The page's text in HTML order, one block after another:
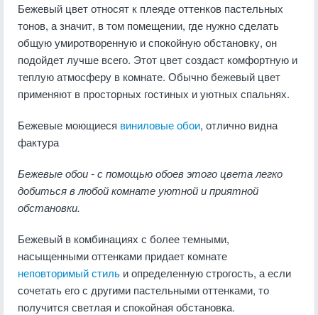
Бежевый цвет относят к плеяде оттенков пастельных
тонов, а значит, в том помещении, где нужно сделать
общую умиротворенную и спокойную обстановку, он
подойдет лучше всего. Этот цвет создаст комфортную и
теплую атмосферу в комнате. Обычно бежевый цвет
применяют в просторных гостиных и уютных спальнях.
Бежевые моющиеся виниловые обои, отлично видна
фактура
Бежевые обои - с помощью обоев этого цвета легко
добиться в любой комнате уютной и приятной
обстановки.
Бежевый в комбинациях с более темными,
насыщенными оттенками придает комнате
неповторимый стиль и определенную строгость, а если
сочетать его с другими пастельными оттенками, то
получится светлая и спокойная обстановка.